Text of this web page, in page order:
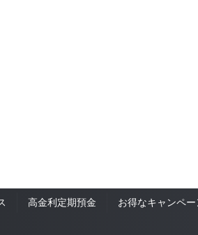
高金利定期預金 お得なキャンペー